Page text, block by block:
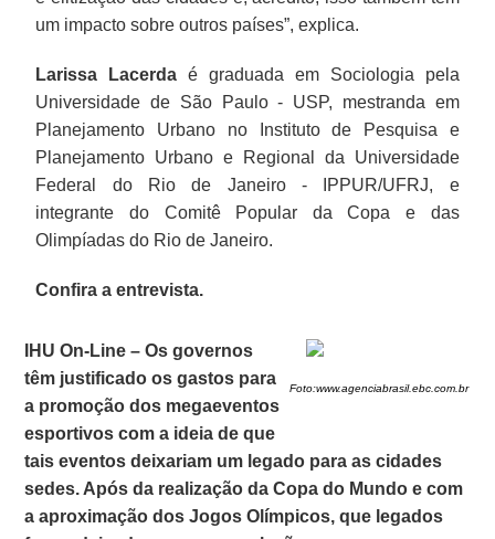
um impacto sobre outros países”, explica.
Larissa Lacerda é graduada em Sociologia pela
Universidade de São Paulo - USP, mestranda em
Planejamento Urbano no Instituto de Pesquisa e
Planejamento Urbano e Regional da Universidade
Federal do Rio de Janeiro - IPPUR/UFRJ, e
integrante do Comitê Popular da Copa e das
Olimpíadas do Rio de Janeiro.
Confira a entrevista.
Foto:www.agenciabrasil.ebc.com.br
IHU On-Line – Os governos
têm justificado os gastos para
a promoção dos megaeventos
esportivos com a ideia de que
tais eventos deixariam um legado para as cidades
sedes. Após da realização da Copa do Mundo e com
a aproximação dos Jogos Olímpicos, que legados